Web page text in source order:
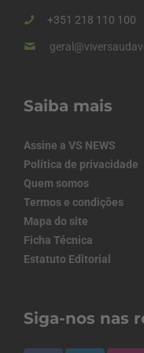
+351 218 110 100
Saiba mais
Assine a VS NEWS
Política de privacidade
Quem somos
Termos e condições
Mapa do site
Ficha Técnica
Estatuto Editorial
Siga-nos nas